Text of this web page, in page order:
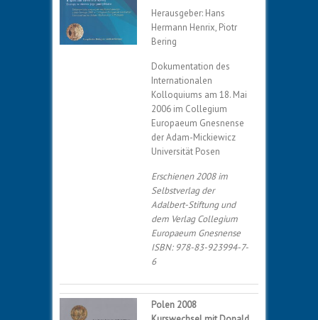
Herausgeber: Hans
Hermann Henrix, Piotr
Bering
Dokumentation des
Internationalen
Kolloquiums am 18. Mai
2006 im Collegium
Europaeum Gnesnense
der Adam-Mickiewicz
Universität Posen
Erschienen 2008 im
Selbstverlag der
Adalbert-Stiftung und
dem Verlag Collegium
Europaeum Gnesnense
ISBN: 978-83-923994-7-
6
Polen 2008